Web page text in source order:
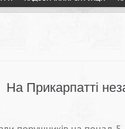
На Прикарпатті